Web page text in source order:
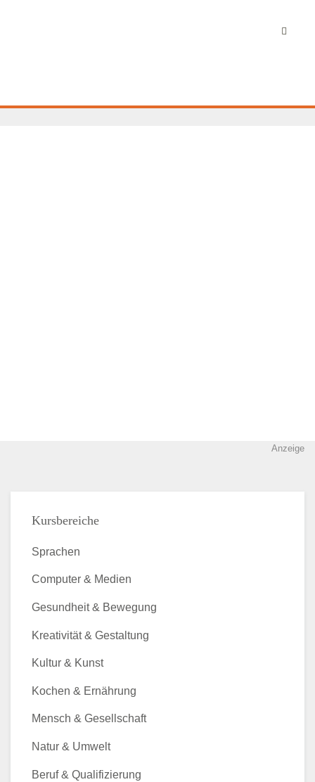
Anzeige
Kursbereiche
Sprachen
Computer & Medien
Gesundheit & Bewegung
Kreativität & Gestaltung
Kultur & Kunst
Kochen & Ernährung
Mensch & Gesellschaft
Natur & Umwelt
Beruf & Qualifizierung